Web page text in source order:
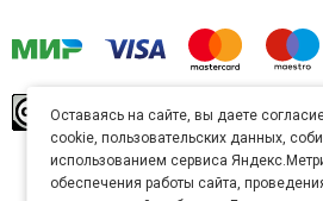
произведение
Commons
Непортированная.
Карта сайта
Оставаясь на сайте, вы даете
cookie, пользовательских данных,
использованием сервиса
обеспечения работы сайта,